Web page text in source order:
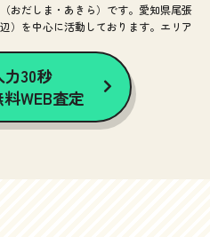
30秒
WEB査定
おだしま・あきら）です。愛知県尾張
）を中心に活動しております。エリア